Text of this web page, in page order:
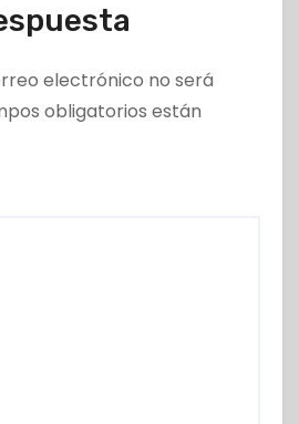
electrónico no será
obligatorios están